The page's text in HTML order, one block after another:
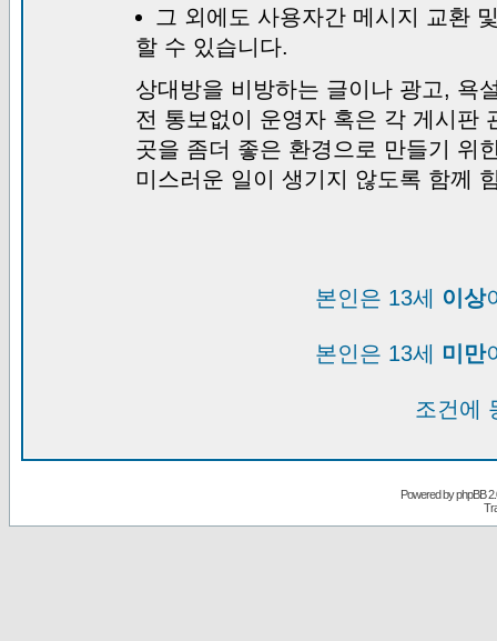
그 외에도 사용자간 메시지 교환
할 수 있습니다.
상대방을 비방하는 글이나 광고, 욕
전 통보없이 운영자 혹은 각 게시판
곳을 좀더 좋은 환경으로 만들기 위
미스러운 일이 생기지 않도록 함께
본인은 13세 이상
본인은 13세 미만
조건에
Powered byphpBB